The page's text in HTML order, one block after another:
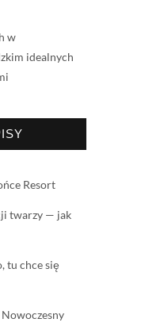
w
idealnych
Resort
twarzy — jak
tu chce się